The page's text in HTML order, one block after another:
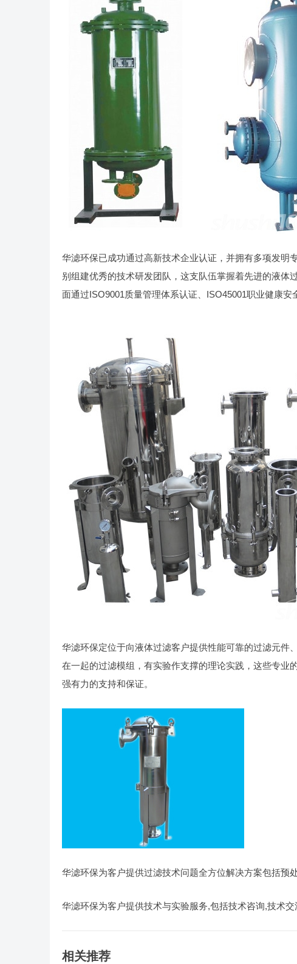
华滤环保已成功通过高新技术企业认证，并拥有多项发明
别组建优秀的技术研发团队，这支队伍掌握着先进的液
面通过ISO9001质量管理体系认证、ISO45001职业健康
华滤环保定位于向液体过滤客户提供性能可靠的过滤元件
在一起的过滤模组，有实验作支撑的理论实践，这些专业
强有力的支持和保证。
华滤环保为客户提供过滤技术问题全方位解决方案包括预
华滤环保为客户提供技术与实验服务,包括技术咨询,技术
相关推荐